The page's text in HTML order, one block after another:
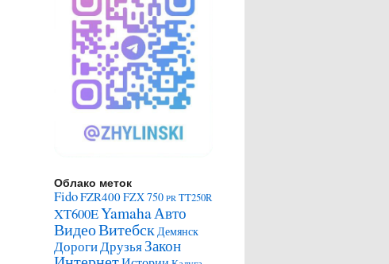
Облако меток
FidoFZR400 FZX 750 PR TT250R
XT600EYamahaАвто
ВидеоВитебск Демянск
Дороги ДрузьяЗакон